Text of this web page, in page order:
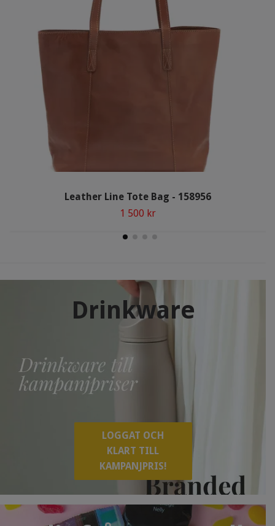
Drinkware
LOGGAT OCH
KLART TILL
KAMPANJPRIS!
Leather Line Tote Bag - 158956
1 500 kr